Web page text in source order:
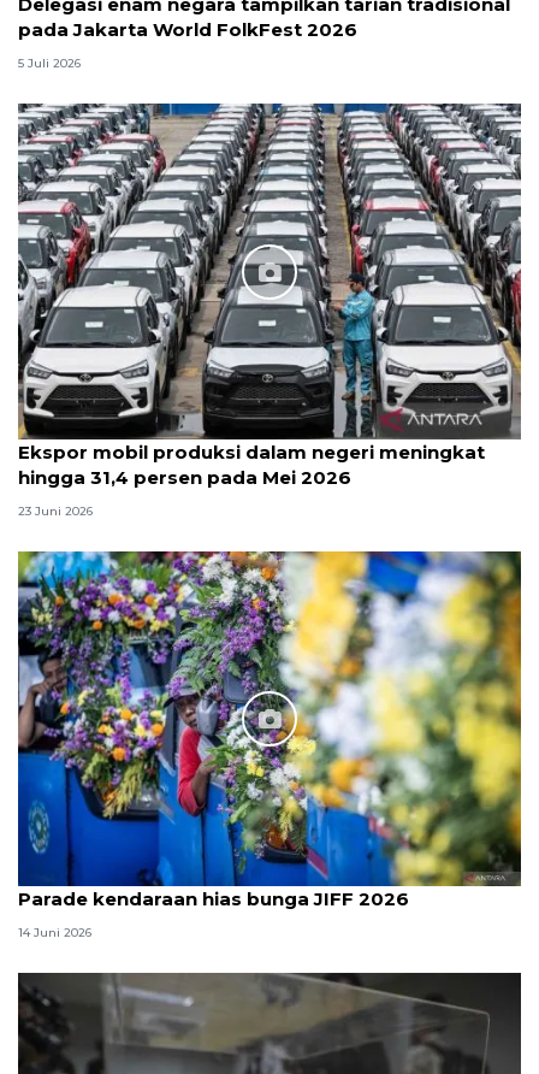
Delegasi enam negara tampilkan tarian tradisional
pada Jakarta World FolkFest 2026
5 Juli 2026
Ekspor mobil produksi dalam negeri meningkat
hingga 31,4 persen pada Mei 2026
23 Juni 2026
Parade kendaraan hias bunga JIFF 2026
14 Juni 2026